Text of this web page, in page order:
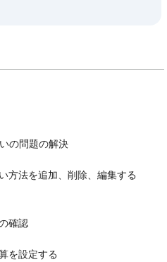
の問題の解決
方法を追加、削除、編集する
確認
を設定する